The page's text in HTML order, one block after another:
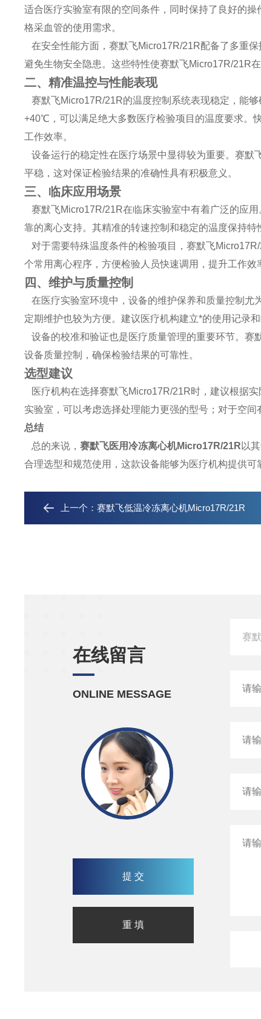
适合医疗实验室有限的空间条件，同时保持了良好的
格采血管的使用需求。
在安全性能方面，赛默飞Micro17R/21R配备了多重
避免生物安全隐患。这些特性使赛默飞Micro17R/21R
二、精准温控与性能表现
赛默飞Micro17R/21R的温度控制系统表现稳定，能
+40℃，可以满足绝大多数医疗检验项目的温度要求。
工作效率。
设备运行的稳定性在医疗场景中显得较为重要。赛默
平稳，这对保证检验结果的准确性具有积极意义。
三、临床应用场景
赛默飞Micro17R/21R在临床实验室中有着广泛的应
靠的离心支持。其精准的转速控制和稳定的温度保持特
对于需要特殊温度条件的检验项目，赛默飞
个常用离心程序，方便检验人员快速调用，提升工作效
四、维护与质量控制
在医疗实验室环境中，设备的维护保养和质量控制尤
定期维护也较为方便。建议医疗机构建立*的使用记录
设备的校准和验证也是医疗质量管理的重要环节。赛
设备质量控制，确保检验结果的可靠性。
选型建议
医疗机构在选择赛默飞Micro17R/21R时，建议根据
实验室，可以考虑选择处理能力更强的型号；对于空间
总结
总的来说， 赛默飞医用冷冻离心机Micro17R/21R 以
合理选型和规范使用，这款设备能够为医疗机构提供可
上一个： 赛默飞低温冷冻离心机Micro17R/21R
在线留言
ONLINE MESSAGE